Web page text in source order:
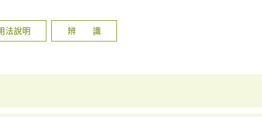
法說明 辨 識